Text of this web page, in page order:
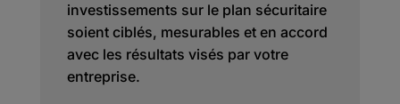
investissements sur le plan sécuritaire
soient ciblés, mesurables et en accord
avec les résultats visés par votre
entreprise.